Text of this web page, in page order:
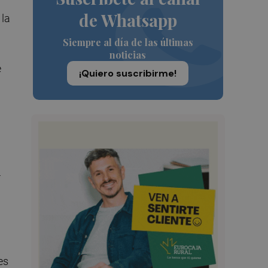
de Whatsapp
Siempre al día de las últimas
noticias
¡Quiero suscribirme!